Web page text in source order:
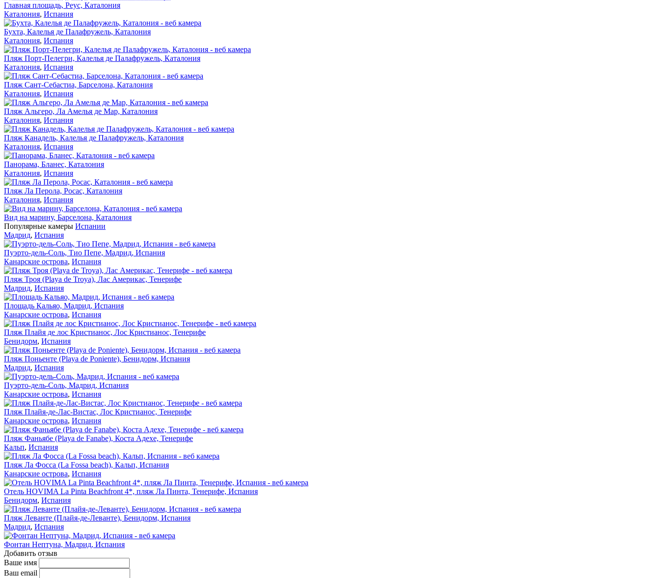
Главная площадь, Реус, Каталония
Каталония, Испания
Бухта, Калелья де Палафружель, Каталония
Каталония, Испания
Пляж Порт-Пелегри, Калелья де Палафружель, Каталония
Каталония, Испания
Пляж Сант-Себастиа, Барселона, Каталония
Каталония, Испания
Пляж Альгеро, Ла Амелья де Мар, Каталония
Каталония, Испания
Пляж Канадель, Калелья де Палафружель, Каталония
Каталония, Испания
Панорама, Бланес, Каталония
Каталония, Испания
Пляж Ла Перола, Росас, Каталония
Каталония, Испания
Вид на марину, Барселона, Каталония
Популярные камеры Испании
Мадрид, Испания
Пуэрто-дель-Соль, Тио Пепе, Мадрид, Испания
Канарские острова, Испания
Пляж Троя (Playa de Troya), Лас Америкас, Тенерифе
Мадрид, Испания
Площадь Кальяо, Мадрид, Испания
Канарские острова, Испания
Пляж Плайя де лос Кристианос, Лос Кристианос, Тенерифе
Бенидорм, Испания
Пляж Поньенте (Playa de Poniente), Бенидорм, Испания
Мадрид, Испания
Пуэрто-дель-Соль, Мадрид, Испания
Канарские острова, Испания
Пляж Плайя-де-Лас-Вистас, Лос Кристианос, Тенерифе
Канарские острова, Испания
Пляж Фаньябе (Playa de Fanabe), Коста Адехе, Тенерифе
Кальп, Испания
Пляж Ла Фосса (La Fossa beach), Кальп, Испания
Канарские острова, Испания
Отель HOVIMA La Pinta Beachfront 4*, пляж Ла Пинта, Тенерифе, Испания
Бенидорм, Испания
Пляж Леванте (Плайя-де-Леванте), Бенидорм, Испания
Мадрид, Испания
Фонтан Нептуна, Мадрид, Испания
Добавить отзыв
Ваше имя
Ваш email